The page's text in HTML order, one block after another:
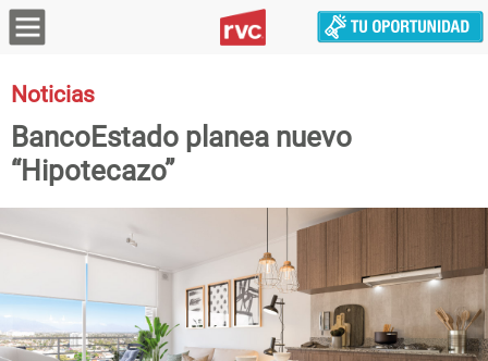
Noticias
BancoEstado planea nuevo
“Hipotecazo”